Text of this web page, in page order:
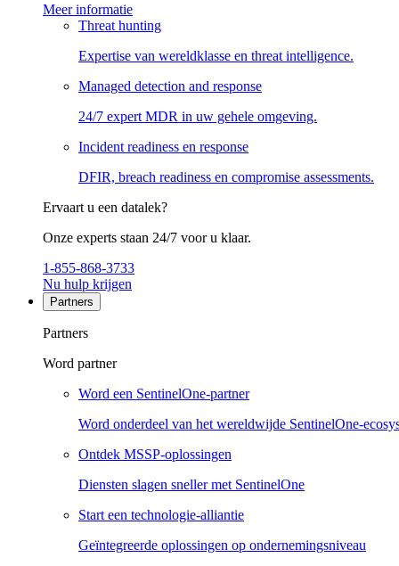
Meer informatie
Threat hunting
Expertise van wereldklasse en threat intelligence.
Managed detection and response
24/7 expert MDR in uw gehele omgeving.
Incident readiness en response
DFIR, breach readiness en compromise assessments.
Ervaart u een datalek?
Onze experts staan 24/7 voor u klaar.
1-855-868-3733
Nu hulp krijgen
Partners
Partners
Word partner
Word een SentinelOne-partner
Word onderdeel van het wereldwijde SentinelOne-
Ontdek MSSP-oplossingen
Diensten slagen sneller met SentinelOne
Start een technologie-alliantie
Geïntegreerde oplossingen op ondernemingsniveau